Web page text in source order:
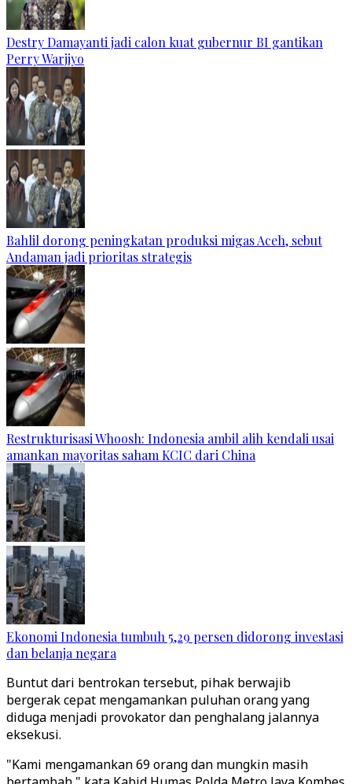
Destry Damayanti jadi calon kuat gubernur BI gantikan
Perry Warjiyo
Bahlil dorong peningkatan produksi migas Aceh, sebut
Andaman jadi prioritas strategis
Restrukturisasi Whoosh: Indonesia ambil alih kendali usai
amankan mayoritas saham KCIC dari China
Ekonomi Indonesia tumbuh 5,29 persen didorong investasi
dan belanja negara
Buntut dari bentrokan tersebut, pihak berwajib
bergerak cepat mengamankan puluhan orang yang
diduga menjadi provokator dan penghalang jalannya
eksekusi.
"Kami mengamankan 69 orang dan mungkin masih